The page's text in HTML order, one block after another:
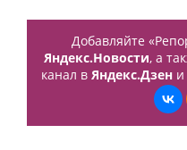
Добавляйте
Яндекс.Новости, а
канал в Яндекс.Дзени